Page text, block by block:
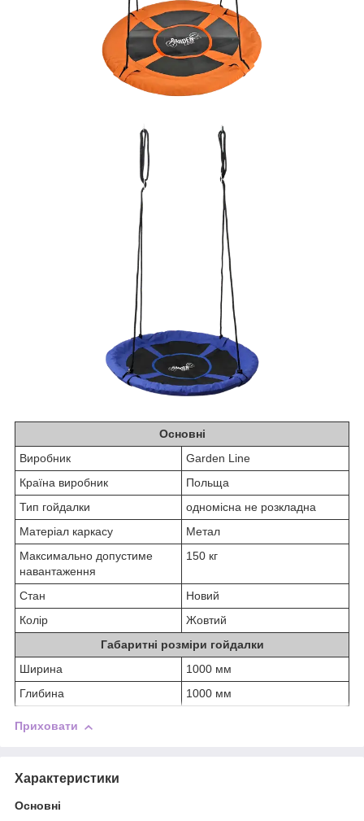
Основні
Виробник
Garden Line
Країна виробник
Польща
Тип гойдалки
одномісна не розкладна
Матеріал каркасу
Метал
Максимально допустиме
навантаження
150 кг
Стан
Новий
Колір
Жовтий
Габаритні розміри гойдалки
Ширина
1000 мм
Глибина
1000 мм
Приховати
Характеристики
Основні